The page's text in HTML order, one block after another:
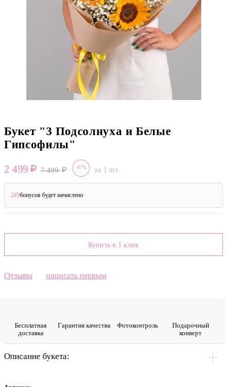
Букет "3 Подсолнуха и Белые
Гипсофилы"
2 499 7 499 -67% за 1 шт.
249бонусов будет начислено
Купить в 1 клик
Отзывы написать первым
Бесплатная
доставка
Гарантия качества Фото­контроль
Подарочный
конверт
Описание букета: